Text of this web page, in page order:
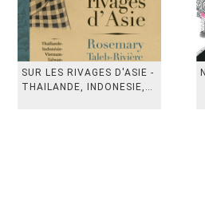
SUR LES RIVAGES D'ASIE -
THAILANDE, INDONESIE,